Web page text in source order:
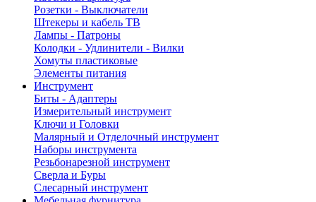
Розетки - Выключатели
Штекеры и кабель ТВ
Лампы - Патроны
Колодки - Удлинители - Вилки
Хомуты пластиковые
Элементы питания
Инструмент
Биты - Адаптеры
Измерительный инструмент
Ключи и Головки
Малярный и Отделочный инструмент
Наборы инструмента
Резьбонарезной инструмент
Сверла и Буры
Слесарный инструмент